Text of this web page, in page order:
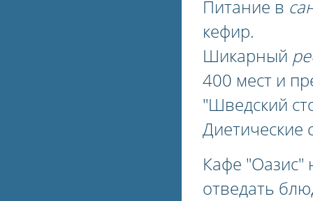
Питание в
кефир.
Шикарный
400 мест и
"Шведский
Диетические
Кафе "Оазис"
отведать